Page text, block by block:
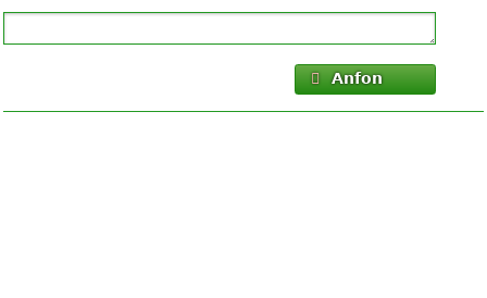
Anfon